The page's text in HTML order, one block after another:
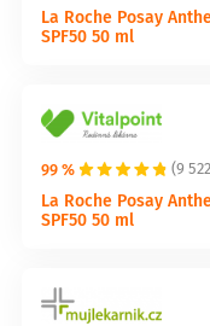
La Roche Posay
SPF50 50 ml
99 % (9
La Roche Posay
SPF50 50 ml